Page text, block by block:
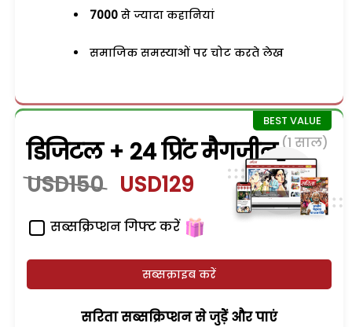
7000 से ज्यादा कहानियां
समाजिक समस्याओं पर चोट करते लेख
डिजिटल + 24 प्रिंट मैगजीन (1 साल)
USD150 USD129
सब्सक्रिप्शन गिफ्ट करें
सब्सक्राइब करें
सरिता सब्सक्रिप्शन से जुड़ेें और पाएं